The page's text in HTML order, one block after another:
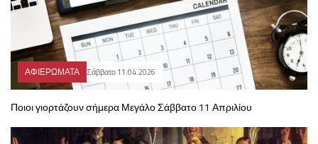
ΑΦΙΕΡΩΜΑΤΑ Σάββατο 11.04.2026
Ποιοι γιορτάζουν σήμερα Μεγάλο Σάββατο 11 Απριλίου